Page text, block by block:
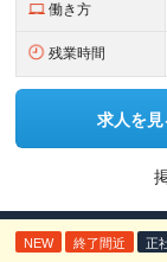
働き方
残業時間
求人を見
NEW 終了間近 正